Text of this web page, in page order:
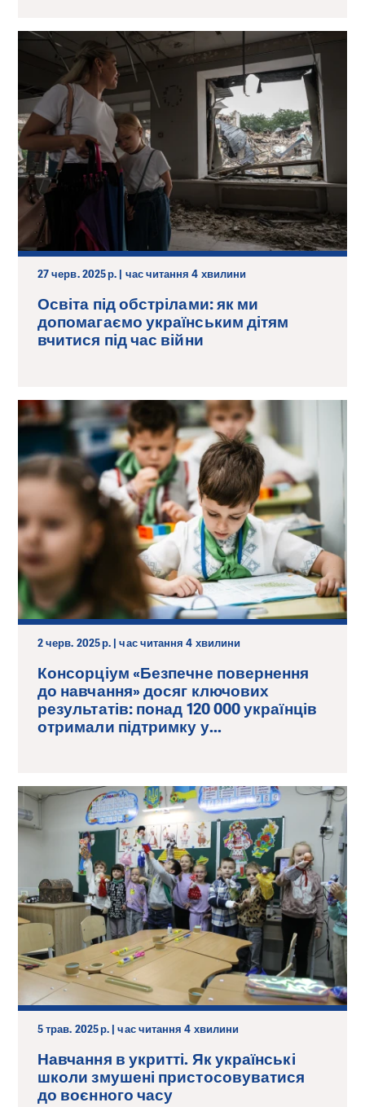
27 черв. 2025 р. | час читання 4 хвилини
Освіта під обстрілами: як ми
допомагаємо українським дітям
вчитися під час війни
2 черв. 2025 р. | час читання 4 хвилини
Консорціум «Безпечне повернення
до навчання» досяг ключових
результатів: понад 120 000 українців
отримали підтримку у...
5 трав. 2025 р. | час читання 4 хвилини
Навчання в укритті. Як українські
школи змушені пристосовуватися
до воєнного часу